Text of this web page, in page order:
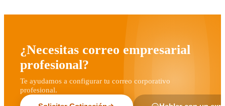
¿Necesitas correo empresarial
profesional?
Te ayudamos a configurar tu correo corporativo
profesional.